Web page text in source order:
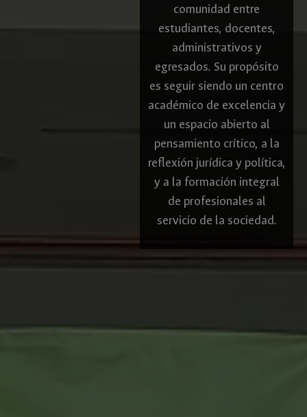
comunidad entre
estudiantes, docentes,
administrativos y
egresados. Su propósito
es seguir siendo un centro
académico de excelencia y
un espacio abierto al
pensamiento crítico, a la
reflexión jurídica y política,
y a la formación integral
de profesionales al
servicio de la sociedad.